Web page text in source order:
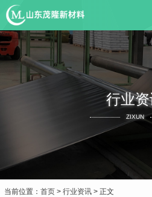
行业
ZIXUN
当前位置： 首页 > 行业资讯 > 正文